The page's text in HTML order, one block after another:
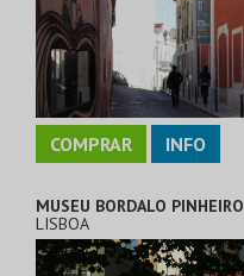
COMPRAR INFO
MUSEU BORDALO PINHEIRO
LISBOA